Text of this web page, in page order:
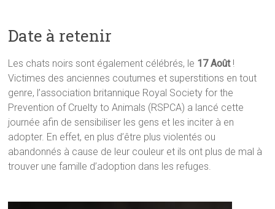
Date à retenir
Les chats noirs sont également célébrés, le 17 Août!
Victimes des anciennes coutumes et superstitions en tout
genre, l’association britannique Royal Society for the
Prevention of Cruelty to Animals (RSPCA) a lancé cette
journée afin de sensibiliser les gens et les inciter à en
adopter. En effet, en plus d’être plus violentés ou
abandonnés à cause de leur couleur et ils ont plus de mal à
trouver une famille d’adoption dans les refuges.